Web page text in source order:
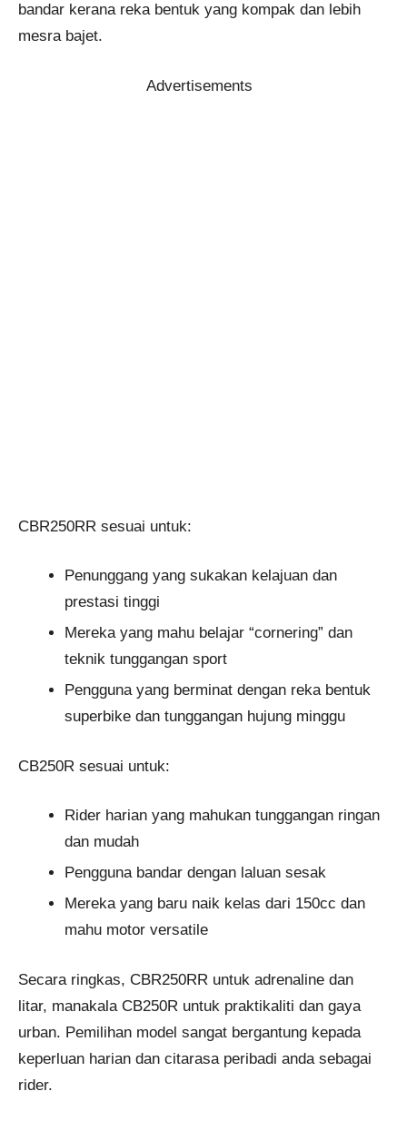
bandar kerana reka bentuk yang kompak dan lebih
mesra bajet.
Advertisements
CBR250RR sesuai untuk:
Penunggang yang sukakan kelajuan dan
prestasi tinggi
Mereka yang mahu belajar “cornering” dan
teknik tunggangan sport
Pengguna yang berminat dengan reka bentuk
superbike dan tunggangan hujung minggu
CB250R sesuai untuk:
Rider harian yang mahukan tunggangan ringan
dan mudah
Pengguna bandar dengan laluan sesak
Mereka yang baru naik kelas dari 150cc dan
mahu motor versatile
Secara ringkas, CBR250RR untuk adrenaline dan
litar, manakala CB250R untuk praktikaliti dan gaya
urban. Pemilihan model sangat bergantung kepada
keperluan harian dan citarasa peribadi anda sebagai
rider.